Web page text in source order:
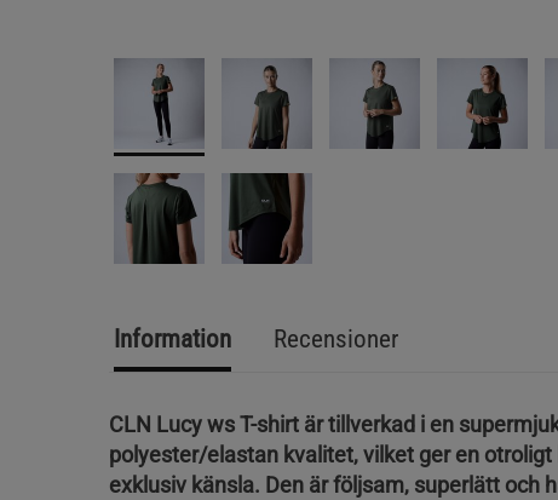
Information Recensioner
CLN Lucy ws T-shirt är tillverkad i en
polyester/elastan kvalitet, vilket ger en otroligt
exklusiv känsla. Den är följsam, superlätt och